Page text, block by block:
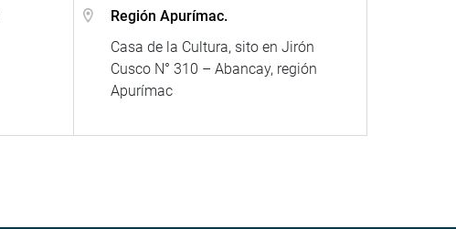
Región Apurímac.
Casa de la Cultura, sito en Jirón
Cusco N° 310 – Abancay, región
Apurímac